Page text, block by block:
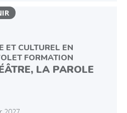
ET CULTUREL EN
FORMATION
LA PAROLE